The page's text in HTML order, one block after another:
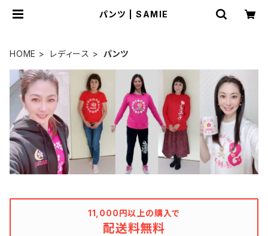
パンツ | SAMIE
HOME レディース パンツ
11,000円以上の購入で
配送料無料